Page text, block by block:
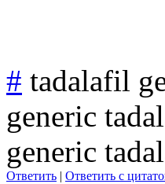
# tadalafil
generic
generic
Ответить | Ответить с